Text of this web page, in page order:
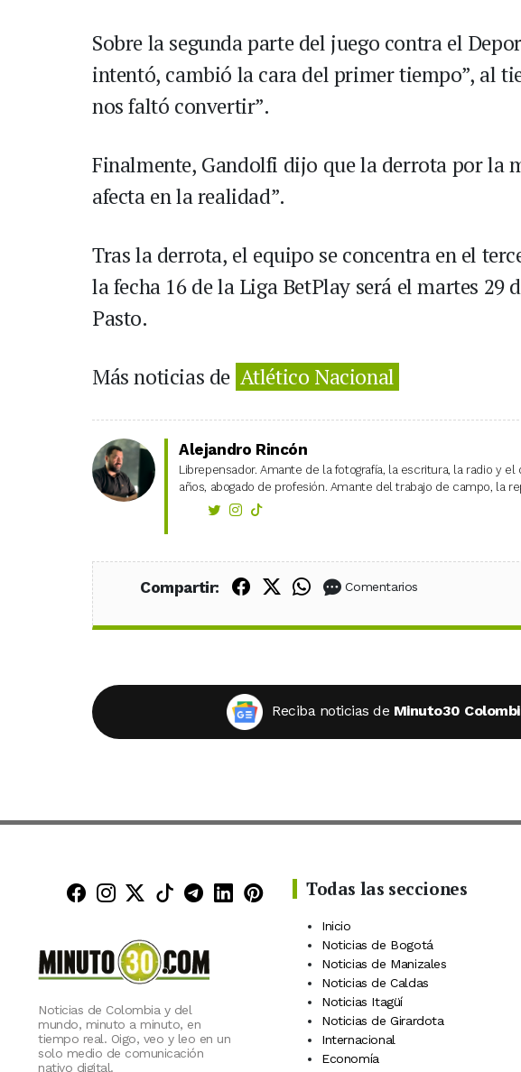
Sobre la segunda parte del juego contra el
intentó, cambió la cara del primer tiempo”, al
nos faltó convertir”.
Finalmente, Gandolfi dijo que la derrota por la
afecta en la realidad”.
Tras la derrota, el equipo se concentra en el
la fecha 16 de la Liga BetPlay será el martes
Pasto.
Más noticias de Atlético Nacional
Alejandro Rincón
Librepensador. Amante de la fotografía, la escritura, la radio y
años, abogado de profesión. Amante del trabajo de campo, la
Compartir: Compartir en Facebook
Compartir en X (Twitter)
Compartir en WhatsApp
Comentarios
Reciba noticias de Minuto30
Minuto30 en Facebook
Minuto30 en Instagram
Minuto30 en X (Twitter)
Minuto30 en TikTok
Canal de Minuto30 en Telegram
Minuto30 en LinkedIn
Minuto30 en Pinterest
Noticias de Colombia y del
mundo, minuto a minuto, en
tiempo real. Oigo, veo y leo en un
solo medio de comunicación
nativo digital.
Todas las secciones
Inicio
Noticias de Bogotá
Noticias de Manizales
Noticias de Caldas
Noticias Itagüí
Noticias de Girardota
Internacional
Economía